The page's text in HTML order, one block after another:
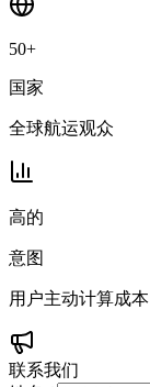
50+
国家
全球航运观众
高的
意图
用户主动计算成本
联系我们